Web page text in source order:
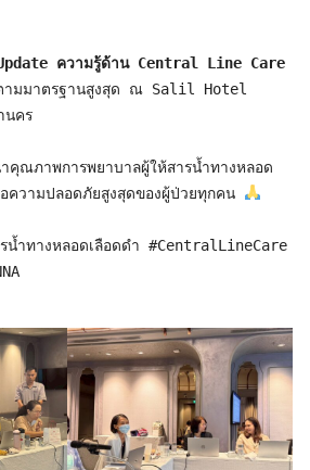
ความรู้ด้าน Central Line Care
ตามมาตรฐานสูงสุด ณ Salil Hotel
นคร
ณภาพการพยาบาลผู้ให้สารน้ำทางหลอด
ความปลอดภัยสูงสุดของผู้ป่วยทุกคน
น้ำทางหลอดเลือดดำ #CentralLineCare